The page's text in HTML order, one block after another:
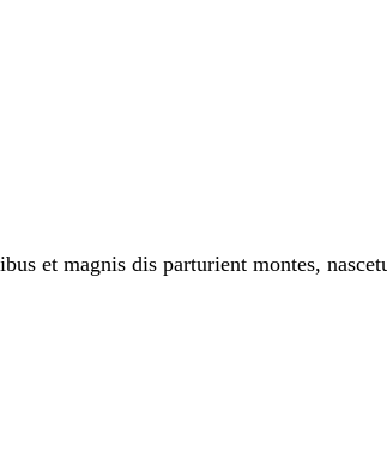
et magnis dis parturient montes,